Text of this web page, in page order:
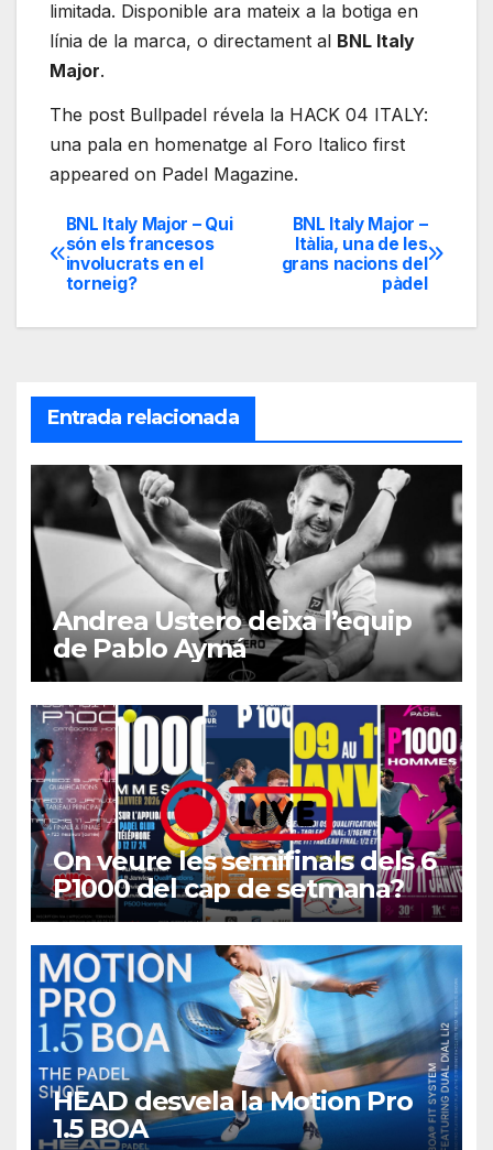
limitada. Disponible ara mateix a la botiga en
línia de la marca, o directament al BNL Italy
Major.
The post Bullpadel révela la HACK 04 ITALY:
una pala en homenatge al Foro Italico first
appeared on Padel Magazine.
Navegación
de
entradas
BNL Italy Major –
Itàlia, una de les
grans nacions del
pàdel
BNL Italy Major – Qui
són els francesos
involucrats en el
torneig?
Entrada relacionada
Andrea Ustero deixa l’equip
de Pablo Aymá
On veure les semifinals dels 6
P1000 del cap de setmana?
HEAD desvela la Motion Pro
1.5 BOA